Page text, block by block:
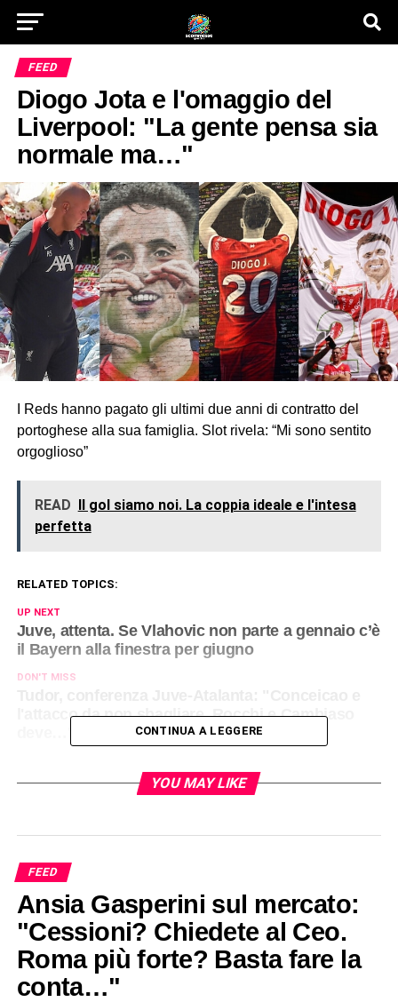
FEED
Diogo Jota e l'omaggio del
Liverpool: "La gente pensa sia
normale ma…"
I Reds hanno pagato gli ultimi due anni di contratto del
portoghese alla sua famiglia. Slot rivela: “Mi sono sentito
orgoglioso”
READ Il gol siamo noi. La coppia ideale e l'intesa
perfetta
RELATED TOPICS:
UP NEXT
Juve, attenta. Se Vlahovic non parte a gennaio c’è
il Bayern alla finestra per giugno
DON'T MISS
l'attacco da non sbagliare, Rocchi e Cambiaso
CONTINUA A LEGGERE
YOU MAY LIKE
FEED
Ansia Gasperini sul mercato:
"Cessioni? Chiedete al Ceo.
Roma più forte? Basta fare la
conta…"